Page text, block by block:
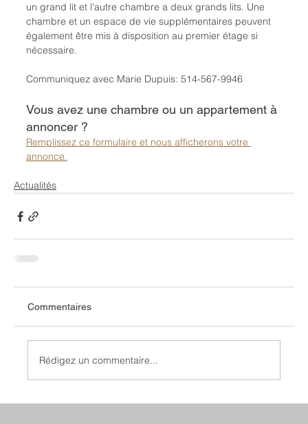
un grand lit et l'autre chambre a deux grands lits. Une
chambre et un espace de vie supplémentaires peuvent
également être mis à disposition au premier étage si
nécessaire.
Communiquez avec Marie Dupuis: 514-567-9946
Vous avez une chambre ou un appartement à
annoncer ?
Remplissez ce formulaire et nous afficherons votre
annonce.
Actualités
Commentaires
Rédigez un commentaire...